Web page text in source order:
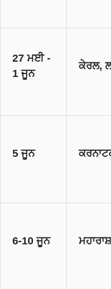
27 ਮਈ -
1 ਜੂਨ
ਕੇਰਲ,
5 ਜੂਨ
6-10 ਜੂਨ